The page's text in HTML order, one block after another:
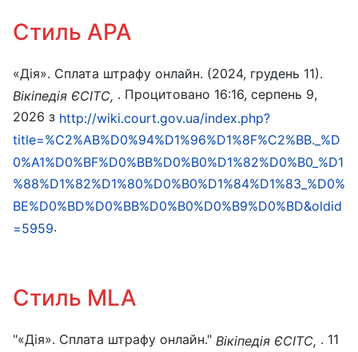
Стиль APA
«Дія». Сплата штрафу онлайн. (2024, грудень 11).
Вікіпедія ЄСІТС, . Процитовано 16:16, серпень 9,
2026 з http://wiki.court.gov.ua/index.php?
title=%C2%AB%D0%94%D1%96%D1%8F%C2%BB._%D
0%A1%D0%BF%D0%BB%D0%B0%D1%82%D0%B0_%D1
%88%D1%82%D1%80%D0%B0%D1%84%D1%83_%D0%
BE%D0%BD%D0%BB%D0%B0%D0%B9%D0%BD&oldid
=5959.
Стиль MLA
"«Дія». Сплата штрафу онлайн." Вікіпедія ЄСІТС, . 11